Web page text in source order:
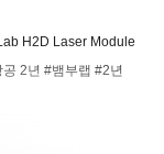
H2D Laser Module
2년 #뱀부랩 #2년